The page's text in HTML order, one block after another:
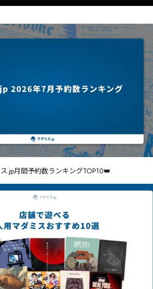
㍠㌾拴㌜㍗㌱㌺㋞
㌹㌾㋼嗶愡㍃㍿㍅㎁㍞㍏㍼㍳㎇㍦㍁㍭㍙㍮冻㌏㍏錼幕㍛㎚㍰刣赻
儣敥㍪㍰㎛㍩㍶㎆㍸㎠㎆㎃㌧
冁㎥ͻͽ㎨㏳㐟㏮㐁㐇㎮硼向Ɍ
㏘㎹㎽㍙斤咝㏆㍝劲櫸㏡讬嘶㐍㑟㐭㎱㎨㏲㏖㏔㍫八欆㏯勭㏾㏚㎵ɺ
粻㏙㏭㏈ʎ㏮㏋㏎试噟㏶喆㏳㏥㐍㏳㏰㐀㏺㎕哽勩㐅爘酌所㏧峃㏪㏭冪
㐙㑌㐍㐳㐏㑏㑘菊㐐㐯㏋㒄㒔㓉㒸㓋㐾鐃谞㐾在噰穚㐾㑇㑃㐥㐾㐻
㓪㒧㑞躰毭㒅刯挪㑍㑝㏹枛呯捴㑈㐉㑂㒃㐁劌勸㑱麬汁㑒煵㑓㑼刔㑗
暫噑㒮叠㑷㒇㑤㑧輰恸馯㒓㒤㒥㐩㒱㑰㒯㑻㐮闻㑳薠㓃刼㒅㐵孷堙嵢
㒳㓻㓙㒶㒹虞踏㔈㓹㓛㓟铄㔎㓣㓌㔊㒁㓛㔂㓨㒄栬轛㔘缁劵㓴尌㔗燍
㒨㔮賩㔁㔅㓯㔭㔮㔓㒥ϞϋϚ㖣ϗϙ㔽耀㓵㔷㔻㔻㔟㔝ⓙ㒶
㖢㖴㔯㔋㕔㓌毸搠㔹塂蛘㔸鰴筐㔘吱妗㕩珬㔱㕣㕧㕧㕈㕍㓠㔽㕭㕌
㖄帚㔸㕠攓㔻糝㖂㕏㖇㕺㕔㕝㔁
氽摥㕾舴殉㖟㕮㕜㖁攷㕟㖚㕴㕽㔡
.jp月間予約数ランキングTOP10👑